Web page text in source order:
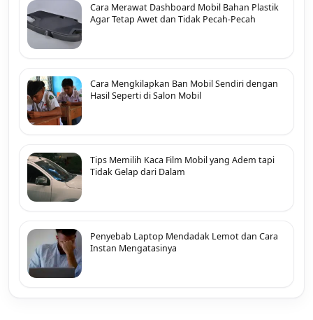
Cara Merawat Dashboard Mobil Bahan Plastik
Agar Tetap Awet dan Tidak Pecah-Pecah
Cara Mengkilapkan Ban Mobil Sendiri dengan
Hasil Seperti di Salon Mobil
Tips Memilih Kaca Film Mobil yang Adem tapi
Tidak Gelap dari Dalam
Penyebab Laptop Mendadak Lemot dan Cara
Instan Mengatasinya